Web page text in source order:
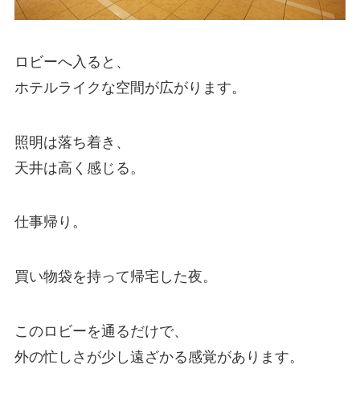
ロビーへ入ると、
ホテルライクな空間が広がります。
照明は落ち着き、
天井は高く感じる。
仕事帰り。
買い物袋を持って帰宅した夜。
このロビーを通るだけで、
外の忙しさが少し遠ざかる感覚があります。